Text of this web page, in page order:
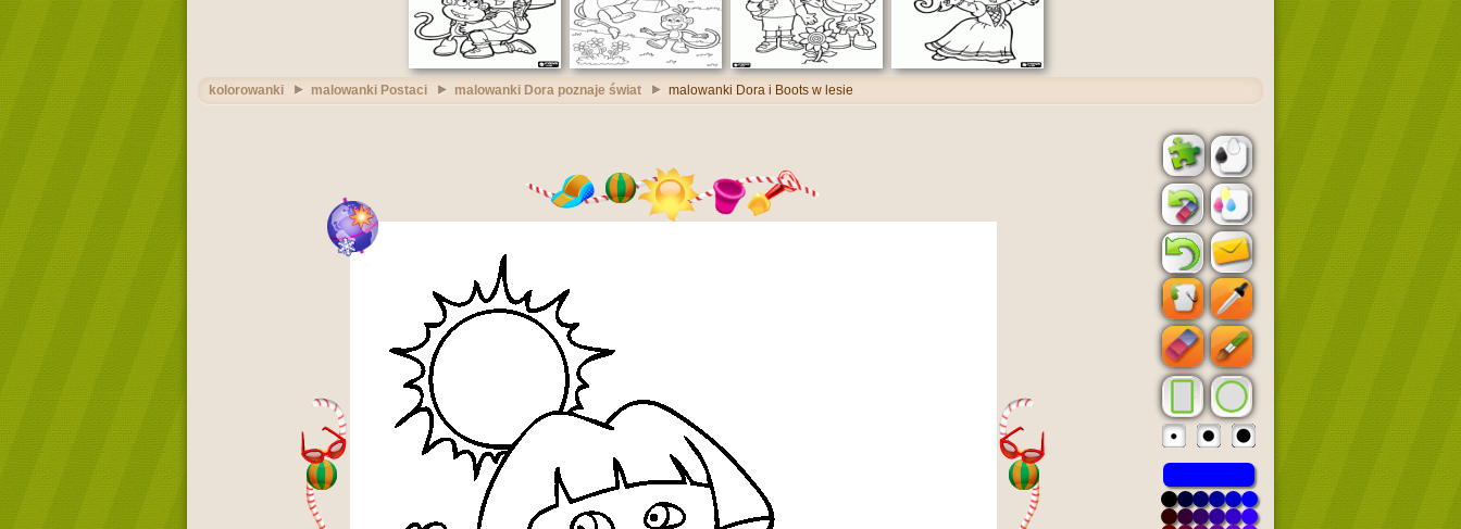
kolorowanki malowanki Postaci malowanki Dora poznaje świat malowanki Dora i Boots w lesie